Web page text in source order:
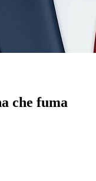
che fuma